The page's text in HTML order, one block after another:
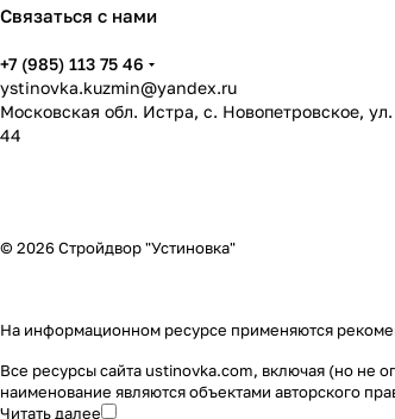
Связаться с нами
+7 (985) 113 75 46
ystinovka.kuzmin@yandex.ru
Московская обл. Истра, с. Новопетровское,
44
© 2026 Стройдвор "Устиновка"
На информационном ресурсе применяются
Все ресурсы сайта ustinovka.com, включая (но не
наименование являются объектами авторского
Читать далее